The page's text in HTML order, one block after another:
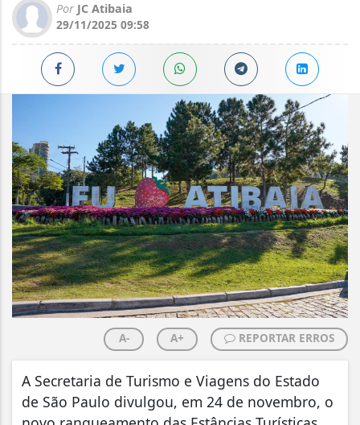
Por JC Atibaia
29/11/2025 09:58
A- A+ REPORTAR ERROS
A Secretaria de Turismo e Viagens do Estado
de São Paulo divulgou, em 24 de novembro, o